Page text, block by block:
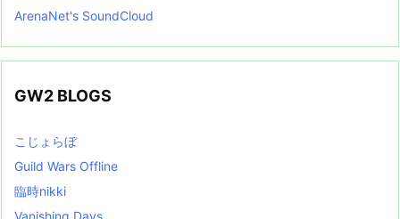
ArenaNet's SoundCloud
GW2 BLOGS
こじょらぼ
Guild Wars Offline
臨時nikki
Vanishing Days